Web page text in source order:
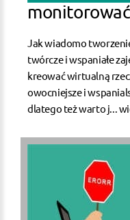
Jak wiadomo
twórcze i wspaniałe
kreować wirtualną
owocniejsze i
dlatego też warto j...